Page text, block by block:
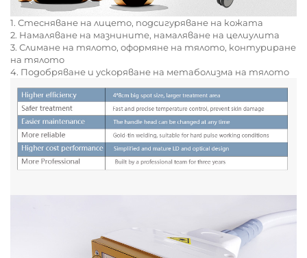
1. Стесняване на лицето, подсигуряване на кожата
2. Намаляване на мазнините, намаляване на целиулита
3. Слимане на тялото, оформяне на тялото, контуриране
на тялото
4. Подобряване и ускоряване на метаболизма на тялото